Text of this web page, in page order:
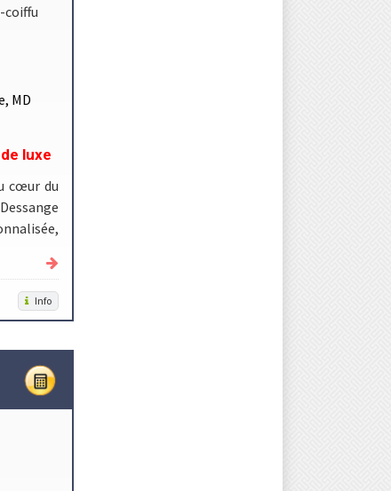
coiffu
MD
luxe
cœur du
Info